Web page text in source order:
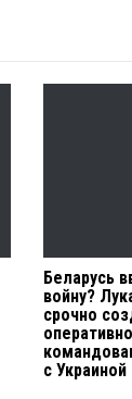
Беларусь
войну?
срочно
с Украиной